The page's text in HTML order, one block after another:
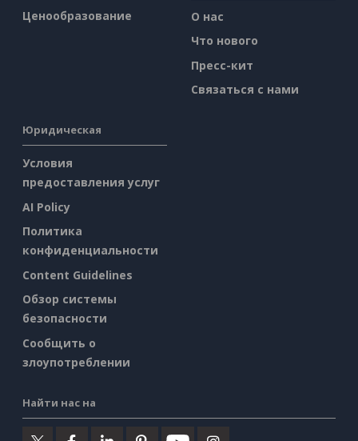
Ценообразование
О нас
Что нового
Пресс-кит
Связаться с нами
Юридическая
Условия
предоставления услуг
AI Policy
Политика
конфиденциальности
Content Guidelines
Обзор системы
безопасности
Сообщить о
злоупотреблении
Найти нас на